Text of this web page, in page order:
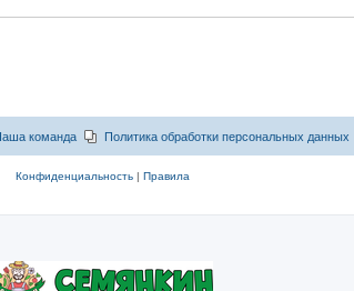
Политика обработки персональных данных
команда
Конфиденциальность| Правила